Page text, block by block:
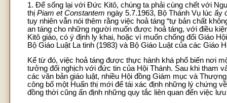
1. Để sống lại với Đức Kitô, chúng ta phải cùng chết với
thị Piam et Constantem ngày 5.7.1963, Bộ Thánh Vụ lúc ấy
tuy nhiên vẫn nói thêm rằng việc hoả táng “tự bản chất
an táng cho những người muốn được hoả táng, với điều
Kitô giáo, có ý định ly khai, hoặc vì muốn chống đối Giáo
Bộ Giáo Luật La tinh (1983) và Bộ Giáo Luật của các Giáo
Kể từ đó, việc hoả táng được thực hành khá phổ biến nơi
tưởng đối nghịch với đức tin của Hội Thánh. Sau khi tham
các văn bản giáo luật, nhiều Hội đồng Giám mục và
công bố một Huấn thị mới để tái xác định những lý chứng
đồng thời cũng ấn định những quy tắc liên quan đến việc